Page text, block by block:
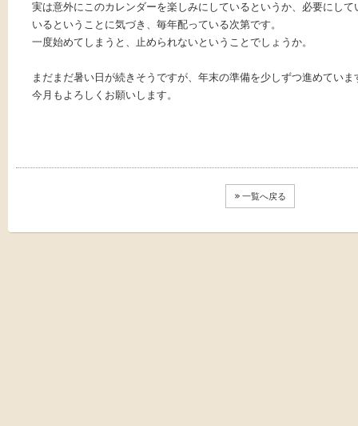
実は意外にこのカレンダーを楽しみにしているというか、必要にして
いるということに気づき、毎年配っている次第です。
一度始めてしまうと、止められないということでしょうか。
まだまだ暑い日が続きそうですが、年末の準備を少しずつ進めていま
今月もよろしくお願いします。
一覧へ戻る